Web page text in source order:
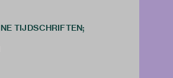
TIJDSCHRIFTEN;